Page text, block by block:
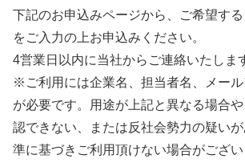
下記のお申込みページから、ご希望す
をご入力の上お申込みください。
4営業日以内に当社からご連絡いたしま
※ご利用には企業名、担当者名、メー
が必要です。用途が上記と異なる場合
認できない、または反社会勢力の疑い
準に基づきご利用頂けない場合がござ